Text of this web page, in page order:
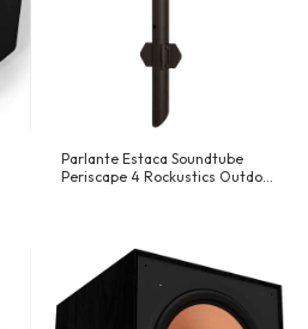
Parlante Estaca Soundtube
Periscape 4 Rockustics Outdoor